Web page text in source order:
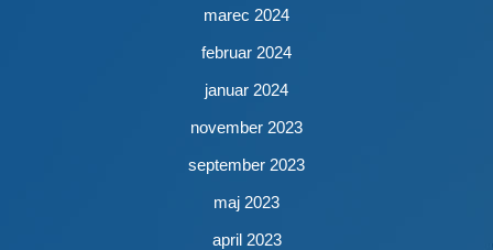
marec 2024
februar 2024
januar 2024
november 2023
september 2023
maj 2023
april 2023